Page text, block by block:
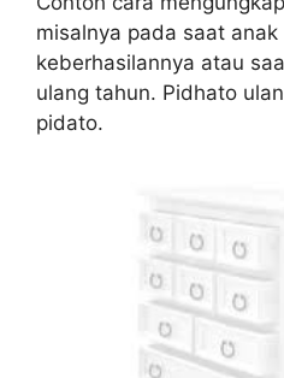
misalnya pada saat
keberhasilannya atau
ulang tahun. Pidhato
pidato.